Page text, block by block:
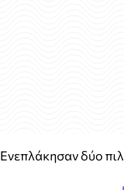
Ενεπλάκησαν δύο